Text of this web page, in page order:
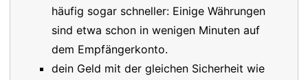
häufig sogar schneller: Einige Währungen
sind etwa schon in wenigen Minuten auf
dem Empfängerkonto.
dein Geld mit der gleichen Sicherheit wie